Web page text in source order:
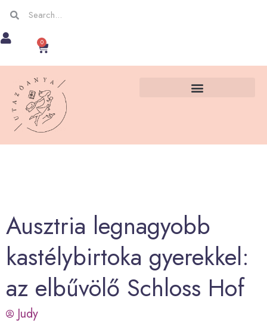
Skip
to
Keresés
Keresés
0
Kosár
Ausztria legnagyobb
kastélybirtoka gyerekkel:
az elbűvölő Schloss Hof
Judy